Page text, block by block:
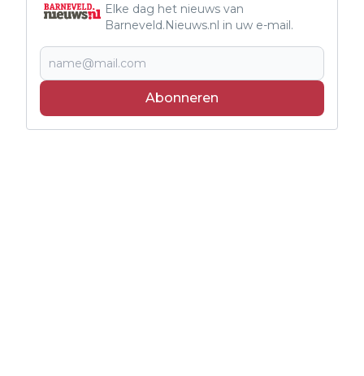
Elke dag het nieuws van
Barneveld.Nieuws.nl in uw e-mail.
Abonneren